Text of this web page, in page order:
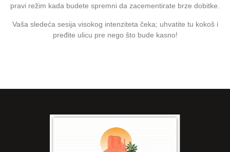
pravi režim kada budete spremni da zacementirate brze dobitke.
Vaša sledeća sesija visokog intenziteta čeka; uhvatite tu kokoš i
pređite ulicu pre nego što bude kasno!